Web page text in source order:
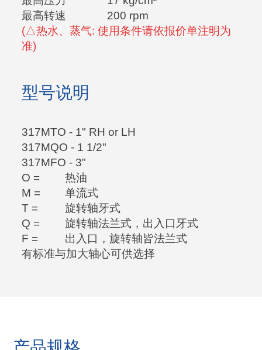
最高转速
200 rpm
(△热水、蒸气: 使用条件请依报价单注明为
准)
型号说明
317MTO - 1" RH or LH
317MQO - 1 1/2"
317MFO - 3"
O =
热油
M =
单流式
T =
旋转轴牙式
Q =
旋转轴法兰式，出入口牙式
F =
出入口，旋转轴皆法兰式
有标准与加大轴心可供选择